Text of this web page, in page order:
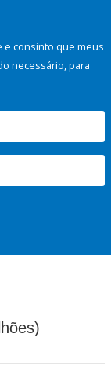
e consinto que meus
necessário, para